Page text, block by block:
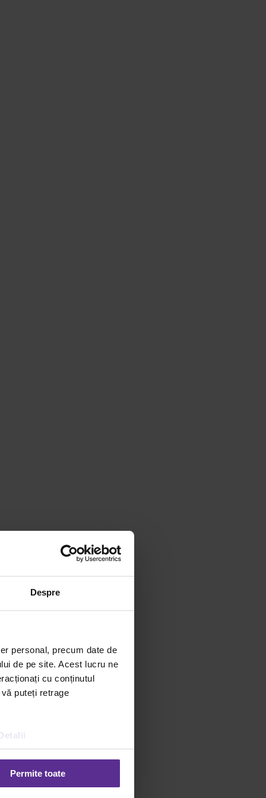
Despre
personal, precum date de
de pe site. Acest lucru ne
cu conținutul
puteți retrage
Permite toate